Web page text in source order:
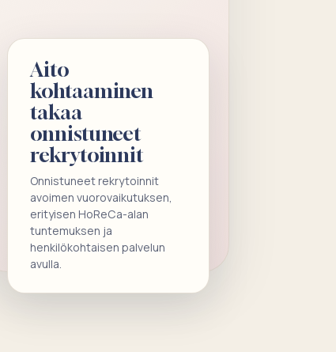
Aito
kohtaaminen
takaa
onnistuneet
rekrytoinnit
Onnistuneet rekrytoinnit
avoimen vuorovaikutuksen,
erityisen HoReCa-alan
tuntemuksen ja
henkilökohtaisen palvelun
avulla.